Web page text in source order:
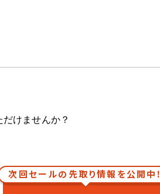
けませんか？
次回セールの先取り情報を公開中！